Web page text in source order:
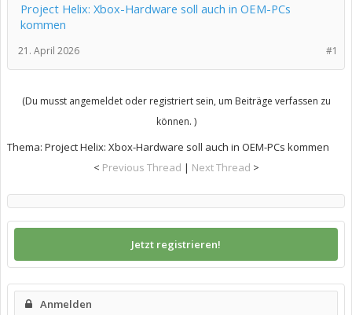
Project Helix: Xbox-Hardware soll auch in OEM-PCs
kommen
#1
21. April 2026
(Du musst angemeldet oder registriert sein, um Beiträge verfassen zu
können. )
Thema: Project Helix: Xbox-Hardware soll auch in OEM-PCs kommen
< Previous Thread | Next Thread >
Jetzt registrieren!
Anmelden